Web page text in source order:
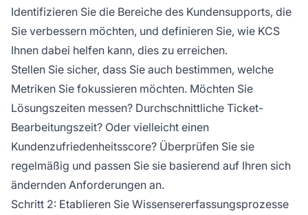
Identifizieren Sie die Bereiche des Kundensupports, die
Sie verbessern möchten, und definieren Sie, wie KCS
Ihnen dabei helfen kann, dies zu erreichen.
Stellen Sie sicher, dass Sie auch bestimmen, welche
Metriken Sie fokussieren möchten. Möchten Sie
Lösungszeiten messen? Durchschnittliche Ticket-
Bearbeitungszeit? Oder vielleicht einen
Kundenzufriedenheitsscore? Überprüfen Sie sie
regelmäßig und passen Sie sie basierend auf Ihren sich
ändernden Anforderungen an.
Schritt 2: Etablieren Sie Wissensererfassungsprozesse